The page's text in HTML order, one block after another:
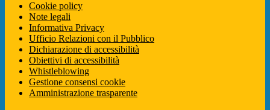
Cookie policy
Note legali
Informativa Privacy
Ufficio Relazioni con il Pubblico
Dichiarazione di accessibilità
Obiettivi di accessibilità
Whistleblowing
Gestione consensi cookie
Amministrazione trasparente